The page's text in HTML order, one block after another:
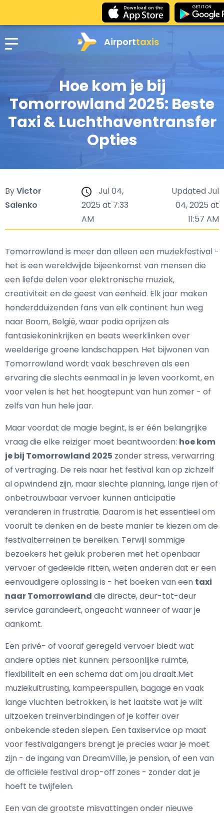
Airporttaxis
Hoe kom je bij
Tomorrowland 2025: Beste
Taxi & Luchthaventransfer
Opties
ByVictor
Saienko
Jul 04,
2025 at 7:33
AM
Updated Jul
04, 2025 at
11:57 AM
Tomorrowland is meer dan alleen een muziekfestival -
het is een wereldwijde bijeenkomst van mensen die
een liefde delen voor elektronische muziek,
creativiteit en de geest van eenheid. Elk jaar maken
honderdduizenden fans van elk continent hun weg
naar Boom, België, waar podia oprijzen als
fantasiekoninkrijken en beats weerklinken over
weelderige groene landschappen. Het bijwonen van
Tomorrowland wordt vaak beschreven als een
ervaring die slechts eenmaal in je leven voorkomt, en
voor velen is het het hoogtepunt van hun zomer - of
zelfs van hun hele jaar.
Maar voordat de magie begint, is er één belangrijke
vraag die elke reiziger moet beantwoorden: hoe kom
je bij Tomorrowland 2025 zonder stress, verwarring
of vertraging. De reis naar het festival kan op zichzelf
al opwindend zijn, maar slechte planning, lange rijen of
onbetrouwbaar vervoer kunnen anticipatie
veranderen in frustratie. Daarom is het essentieel om
vooruit te denken en de beste manier te kiezen om de
festivalterreinen te bereiken. Terwijl sommige
bezoekers het geluk proberen met het openbaar
vervoer of gedeelde ritten, weten anderen dat er een
eenvoudigere oplossing is - het boeken van een taxi
naar Tomorrowland die directe, deur-tot-deur
service garandeert, ongeacht wanneer of waar je
aankomt.
Een privé- of vooraf geregeld vervoer biedt wat
andere opties niet kunnen: persoonlijke ruimte,
flexibiliteit en een schema dat om jou draait.Met
muziekuitrusting, kampeerspullen, bagage en vaak
lange vluchten betrokken, is het laatste wat je wilt
uitzoeken treinverbindingen of je koffer over
onbekende steden slepen. Een taxiservice op maat
voor festivalgangers brengt je precies waar je moet
zijn - de ingang van DreamVille, je pension, of een van
de officiële festival drop-off zones - zonder dat je
hoeft te twijfelen.
Een van de grootste misvattingen onder nieuwe